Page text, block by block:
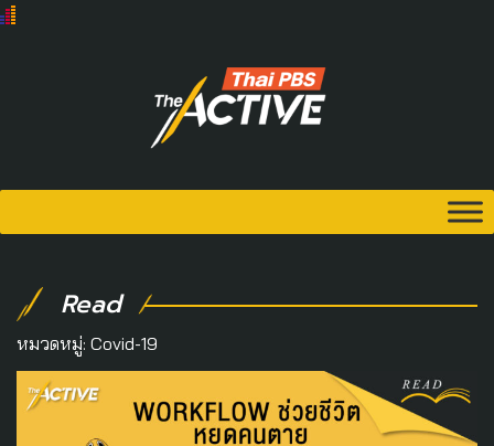
Read
หมวดหมู่: Covid-19